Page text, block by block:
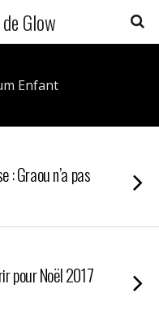
Glow
Enfant
: Graou n’a pas
pour Noël 2017